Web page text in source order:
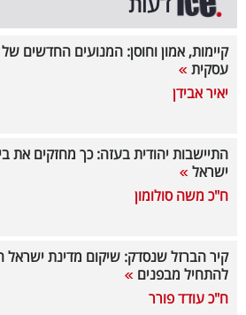
פודקאסט
40
קיימות, אמון וחוסן: המנועים החדשים
עסקית
יאיר אבידן
התיישבות יהודית בעזה: כך מחזקים את
ישראל
ח"כ משה סולומון
קיר הברזל שנסדק: שיקום מדינת ישראל
להתחיל מבפנים
ח"כ עודד פורר